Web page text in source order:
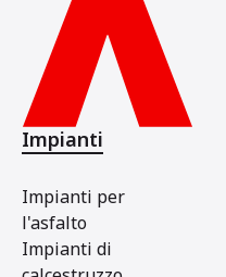
Impianti
Impianti per
l'asfalto
Impianti di